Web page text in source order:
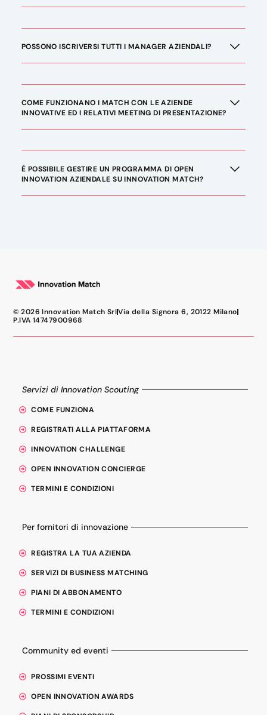
POSSONO ISCRIVERSI TUTTI I MANAGER AZIENDALI?
COME FUNZIONANO I MATCH CON LE AZIENDE
INNOVATIVE ED I RELATIVI MEETING DI PRESENTAZIONE?
È POSSIBILE GESTIRE UN PROGRAMMA DI OPEN
INNOVATION AZIENDALE SU INNOVATION MATCH?
© 2026 Innovation Match SrlVia della Signora 6, 20122 Milano
P.IVA 14747900968
Servizi di Innovation Scouting
COME FUNZIONA
REGISTRATI ALLA PIATTAFORMA
INNOVATION CHALLENGE
OPEN INNOVATION CONCIERGE
TERMINI E CONDIZIONI
Per fornitori di innovazione
REGISTRA LA TUA AZIENDA
SERVIZI DI BUSINESS MATCHING
PIANI DI ABBONAMENTO
TERMINI E CONDIZIONI
Community ed eventi
PROSSIMI EVENTI
OPEN INNOVATION AWARDS